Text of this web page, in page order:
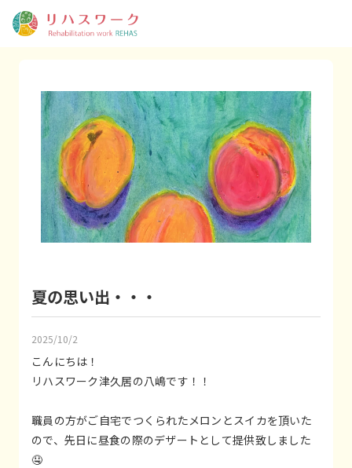
夏の思い出・・・
2025/10/2
こんにちは！
リハスワーク津久居の八嶋です！！
職員の方がご自宅でつくられたメロンとスイカを頂いた
ので、先日に昼食の際のデザートとして提供致しました
🤤